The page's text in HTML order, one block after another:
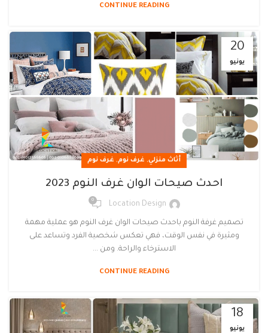
CONTINUE READING
20
يونيو
أثاث منزلي, غرف نوم, غرف نوم
احدث صيحات الوان غرف النوم 2023
Location Design
0
تصميم غرفة النوم باحدث صيحات الوان غرف النوم هو عملية مهمة
ومثيرة في نفس الوقت، فهي تعكس شخصية الفرد وتساعد على
الاسترخاء والراحة. ومن ...
CONTINUE READING
18
يونيو